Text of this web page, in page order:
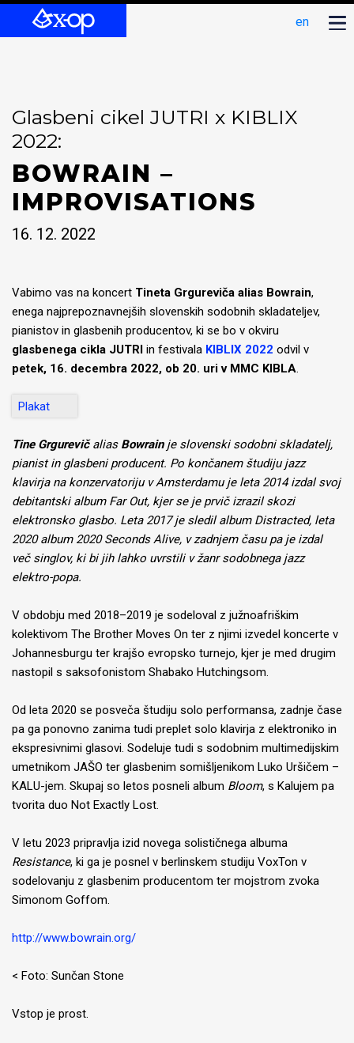
en
Glasbeni cikel JUTRI x KIBLIX
2022:
BOWRAIN –
IMPROVISATIONS
16. 12. 2022
Vabimo vas na koncert Tineta Grgureviča alias Bowrain,
enega najprepoznavnejših slovenskih sodobnih skladateljev,
pianistov in glasbenih producentov, ki se bo v okviru
glasbenega cikla JUTRI in festivala KIBLIX 2022 odvil v
petek, 16. decembra 2022, ob 20. uri v MMC KIBLA.
Plakat
Tine Grgurevičalias Bowrainje slovenski sodobni skladatelj,
pianist in glasbeni producent. Po končanem študiju jazz
klavirja na konzervatoriju v Amsterdamu je leta 2014 izdal svoj
debitantski album Far Out, kjer se je prvič izrazil skozi
elektronsko glasbo. Leta 2017 je sledil album Distracted, leta
2020 album 2020 Seconds Alive, v zadnjem času pa je izdal
več singlov, ki bi jih lahko uvrstili v žanr sodobnega jazz
elektro-popa.
V obdobju med 2018–2019 je sodeloval z južnoafriškim
kolektivom The Brother Moves On ter z njimi izvedel koncerte v
Johannesburgu ter krajšo evropsko turnejo, kjer je med drugim
nastopil s saksofonistom Shabako Hutchingsom.
Od leta 2020 se posveča študiju solo performansa, zadnje čase
pa ga ponovno zanima tudi preplet solo klavirja z elektroniko in
ekspresivnimi glasovi. Sodeluje tudi s sodobnim multimedijskim
umetnikom JAŠO ter glasbenim somišljenikom Luko Uršičem –
KALU-jem. Skupaj so letos posneli album Bloom, s Kalujem pa
tvorita duo Not Exactly Lost.
V letu 2023 pripravlja izid novega solističnega albuma
Resistance, ki ga je posnel v berlinskem studiju VoxTon v
sodelovanju z glasbenim producentom ter mojstrom zvoka
Simonom Goffom.
http://www.bowrain.org/
< Foto: Sunčan Stone
Vstop je prost.